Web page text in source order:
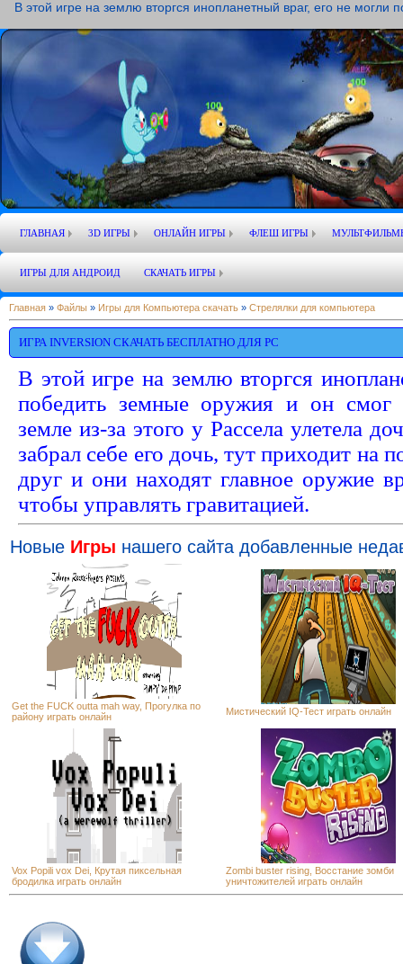
В этой игре на землю вторгся инопланетный враг, его не могли
ГЛАВНАЯ 3D ИГРЫ ОНЛАЙН ИГРЫ ФЛЕШ ИГРЫ
ИГРЫ ДЛЯ АНДРОИД СКАЧАТЬ ИГРЫ
Главная » Файлы » Игры для Компьютера скачать » Стрелялки для компьютера
ИГРА INVERSION СКАЧАТЬ БЕСПЛАТНО ДЛЯ PC
В этой игре на землю вторгся
победить земные оружия и он смог
земле из-за этого у Рассела улетела
забрал себе его дочь, тут приходит на
друг и они находят главное оружие
чтобы управлять гравитацией.
Новые Игры нашего сайта добавленные
Get the FUCK outta mah way, Прогулка по
району играть онлайн
Мистический IQ-Тест играть онлайн
Vox Popili vox Dei, Крутая пиксельная
бродилка играть онлайн
Zombi buster rising, Восстание зомби
уничтожителей играть онлайн